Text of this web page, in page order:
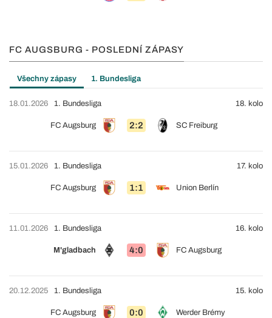
FC AUGSBURG - POSLEDNÍ ZÁPASY
Všechny zápasy 1. Bundesliga
18.01.2026
FC Augsburg 2:2 SC Freiburg
1. Bundesliga 18. kolo
15.01.2026
FC Augsburg 1:1 Union Berlín
1. Bundesliga 17. kolo
11.01.2026
M'gladbach 4:0 FC Augsburg
1. Bundesliga 16. kolo
20.12.2025
FC Augsburg 0:0 Werder Brémy
1. Bundesliga 15. kolo